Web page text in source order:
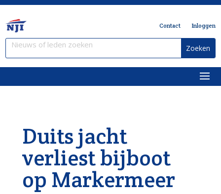
Contact Inloggen
Duits jacht
verliest bijboot
op Markermeer